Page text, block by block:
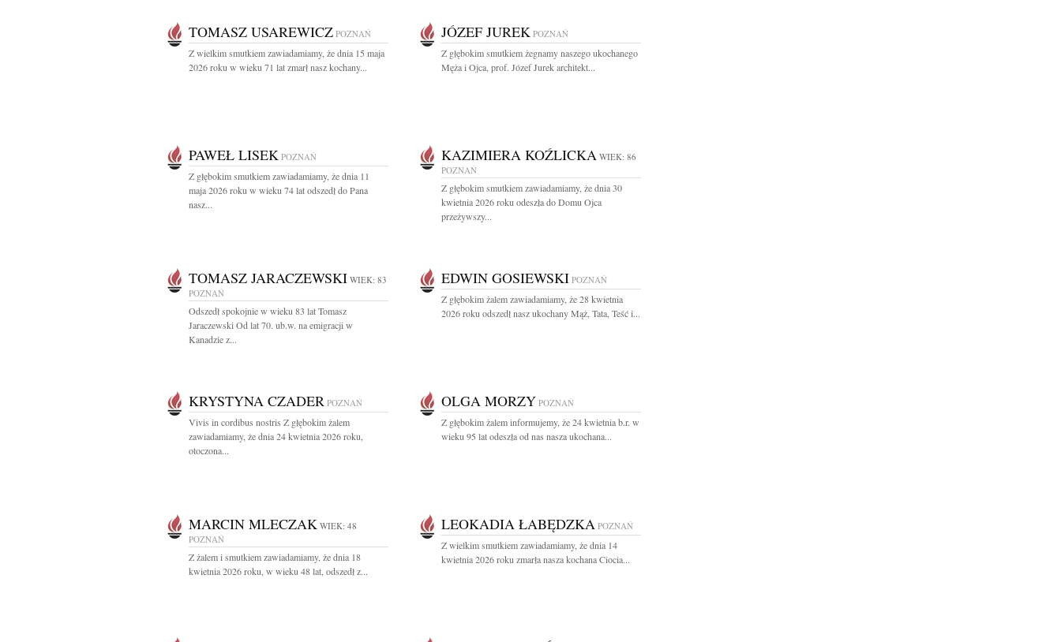
TOMASZ USAREWICZ POZNAŃ
Z wielkim smutkiem zawiadamiamy, że dnia 15 maja
2026 roku w wieku 71 lat zmarł nasz kochany...
JÓZEF JUREK POZNAŃ
Z głębokim smutkiem żegnamy naszego ukochanego
Męża i Ojca, prof. Józef Jurek architekt...
PAWEŁ LISEK POZNAŃ
Z głębokim smutkiem zawiadamiamy, że dnia 11
maja 2026 roku w wieku 74 lat odszedł do Pana
nasz...
KAZIMIERA KOŹLICKA WIEK: 86
POZNAŃ
Z głębokim smutkiem zawiadamiamy, że dnia 30
kwietnia 2026 roku odeszła do Domu Ojca
przeżywszy...
TOMASZ JARACZEWSKI WIEK: 83
POZNAŃ
Odszedł spokojnie w wieku 83 lat Tomasz
Jaraczewski Od lat 70. ub.w. na emigracji w
Kanadzie z...
EDWIN GOSIEWSKI POZNAŃ
Z głębokim żalem zawiadamiamy, że 28 kwietnia
2026 roku odszedł nasz ukochany Mąż, Tata, Teść i...
KRYSTYNA CZADER POZNAŃ
Vivis in cordibus nostris Z głębokim żalem
zawiadamiamy, że dnia 24 kwietnia 2026 roku,
otoczona...
OLGA MORZY POZNAŃ
Z głębokim żalem informujemy, że 24 kwietnia b.r. w
wieku 95 lat odeszła od nas nasza ukochana...
MARCIN MLECZAK WIEK: 48
POZNAŃ
Z żalem i smutkiem zawiadamiamy, że dnia 18
kwietnia 2026 roku, w wieku 48 lat, odszedł z...
LEOKADIA ŁABĘDZKA POZNAŃ
Z wielkim smutkiem zawiadamiamy, że dnia 14
kwietnia 2026 roku zmarła nasza kochana Ciocia...